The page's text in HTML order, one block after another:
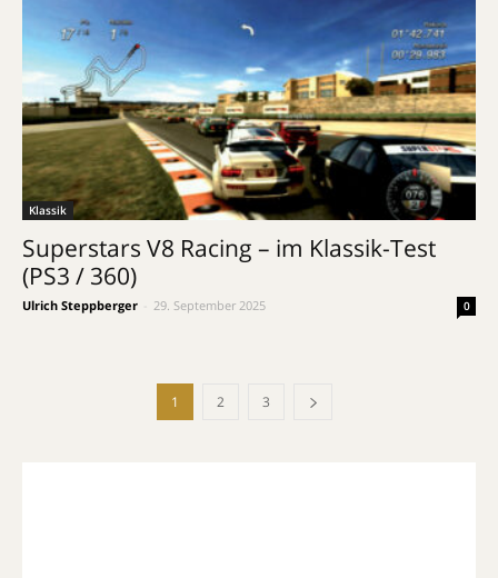
Klassik
Superstars V8 Racing – im Klassik-Test
(PS3 / 360)
Ulrich Steppberger 29. September 2025 0
1 2 3